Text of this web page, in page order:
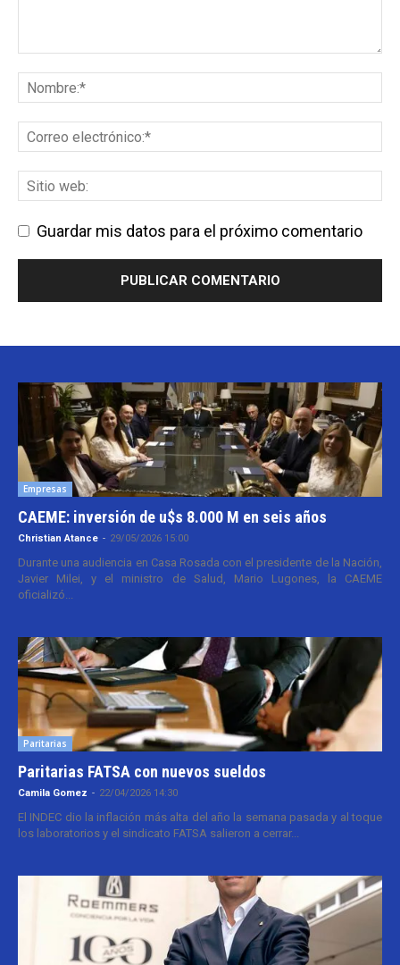
Guardar mis datos para el próximo comentario
Empresas
CAEME: inversión de u$s 8.000 M en seis años
Christian Atance - 29/05/2026 15:00
Durante una audiencia en Casa Rosada con el presidente de la Nación,
Javier Milei, y el ministro de Salud, Mario Lugones, la CAEME
oficializó...
Paritarias
Paritarias FATSA con nuevos sueldos
Camila Gomez - 22/04/2026 14:30
El INDEC dio la inflación más alta del año la semana pasada y al toque
los laboratorios y el sindicato FATSA salieron a cerrar...